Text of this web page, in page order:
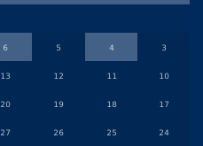
3
4
5
6
10
11
12
13
17
18
19
20
24
25
26
27